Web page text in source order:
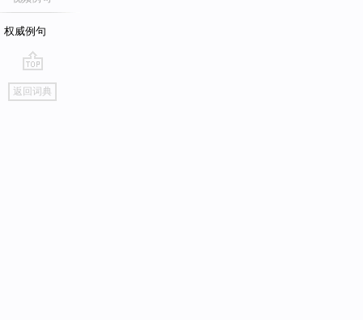
权威例句
go
top
返回词典